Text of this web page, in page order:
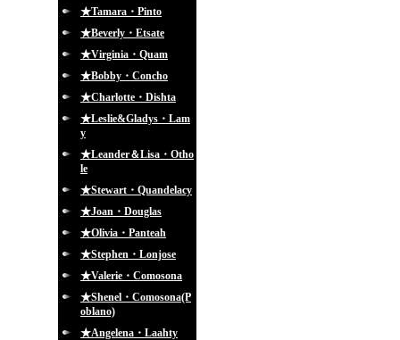
★Tamara・Pinto
★Beverly・Etsate
★Virginia・Quam
★Bobby・Concho
★Charlotte・Dishta
★Leslie&Gladys・Lam
y
★Leander＆Lisa・Otho
le
★Stewart・Quandelacy
★Joan・Douglas
★Olivia・Panteah
★Stephen・Lonjose
★Valerie・Comosona
★Shenel・Comosona(P
oblano)
★Angelena・Laahty